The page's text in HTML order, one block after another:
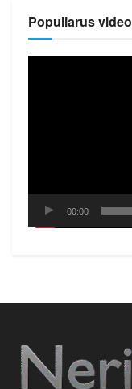
Populiarus video
00:00